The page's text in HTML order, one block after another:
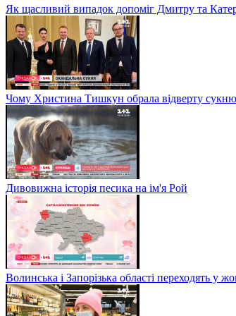
Як щасливий випадок допоміг Дмитру та
Чому Христина Тишкун обрала відверту сукню
Дивовижна історія песика на ім'я Рой
Волинська і Запорізька області переходять у